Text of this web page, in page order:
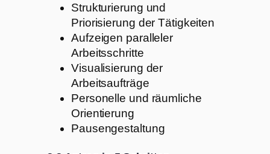
Strukturierung und
Priorisierung der Tätigkeiten
Aufzeigen paralleler
Arbeitsschritte
Visualisierung der
Arbeitsaufträge
Personelle und räumliche
Orientierung
Pausengestaltung